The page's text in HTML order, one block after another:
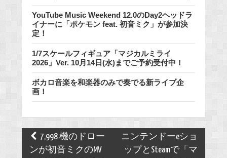
YouTube Music Weekend 12.0のDay2ヘッドラ
イナーに「ポケモン feat. 初音ミク」が参加決
定！
1/7スケールフィギュア「マジカルミライ
2026」Ver. 10月14日(水)までご予約受付中！
ボカロ音楽を和楽器のみで奏でる新ライブ企
画！
Post
navigation
7,998 機のドロー
ンが初音ミクのMV
ニンテンドーeショ
ップとSteamで「マ